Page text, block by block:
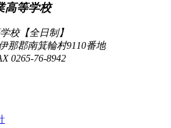
校【全日制】
那郡南箕輪村9110番地
0265-76-8942